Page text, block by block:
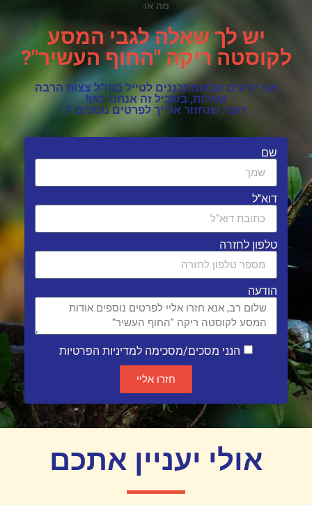
האם יש מסלולים מאתגרים ?
יש לך שאלה לגבי המסע
לקוסטה ריקה "החוף העשיר"?
אנו יודעים שכשמתכננים לטייל בחו"ל צצות הרבה
שאלות, בשביל זה אנחנו כאן!
רוצה שנחזור אלייך לפרטים נוספים ?
שם
דוא"ל
טלפון לחזרה
הודעה
הנני מסכים/מסכימה למדיניות הפרטיות
חזרו אליי
אולי יעניין אתכם